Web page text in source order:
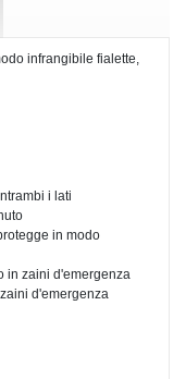
infrangibile fialette,
i lati
in modo
in zaini d'emergenza
d'emergenza